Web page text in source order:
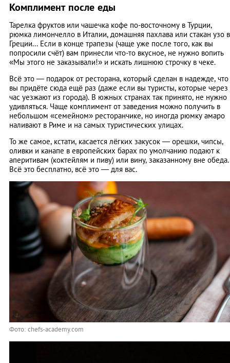
Комплимент после еды
Тарелка фруктов или чашечка кофе по-восточному в Турции,
рюмка лимончелло в Италии, домашняя пахлава или стакан узо в
Греции... Если в конце трапезы (чаще уже после того, как вы
попросили счёт) вам принесли что-то вкусное, не нужно вопить
«Мы этого не заказывали!» и искать лишнюю строчку в чеке.
Всё это — подарок от ресторана, который сделан в надежде, что
вы придёте сюда ещё раз (даже если вы туристы, которые через
час уезжают из города). В южных странах так принято, не нужно
удивляться. Чаще комплимент от заведения можно получить в
небольшом «семейном» ресторанчике, но иногда рюмку амаро
наливают в Риме и на самых туристических улицах.
То же самое, кстати, касается лёгких закусок — орешки, чипсы,
оливки и канапе в европейских барах по умолчанию подают к
аперитивам (коктейлям и пиву) или вину, заказанному вне обеда.
Всё это бесплатно, всё это — для вас.
Фото: chefs-academy.com